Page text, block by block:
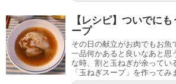
【レシピ】ついでに
ープ
その日の献立がお肉でもお魚
一品何かあると良いなあと思
な時、割と玉ねぎが余ってい
「玉ねぎスープ」を作ってみ